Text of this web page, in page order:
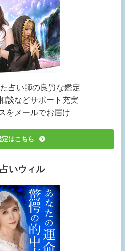
占い師の良質な鑑定
談などサポート充実
をメールでお届け
定はこちら
いウィル